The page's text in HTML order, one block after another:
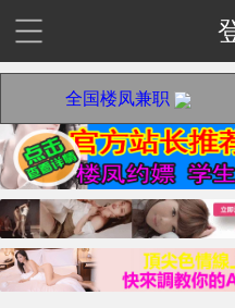
全国楼凤兼职